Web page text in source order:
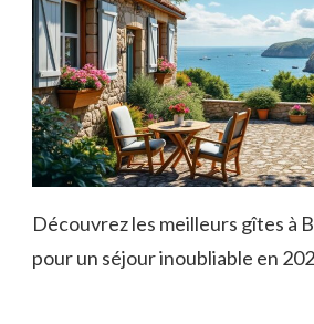
Découvrez les meilleurs gîtes à
pour un séjour inoubliable en